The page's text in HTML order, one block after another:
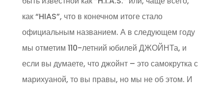
как “HIAS”, что в конечном итоге стало
официальным названием. А в следующем году
мы отметим 110-летний юбилей ДЖОЙНТа, и
если вы думаете, что джойнт – это самокрутка с
марихуаной, то вы правы, но мы не об этом. И